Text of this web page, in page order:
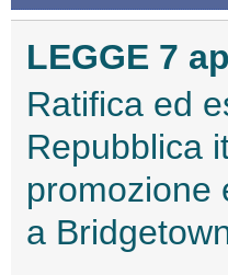
LEGGE 7
Ratifica ed
Repubblica
promozione
a